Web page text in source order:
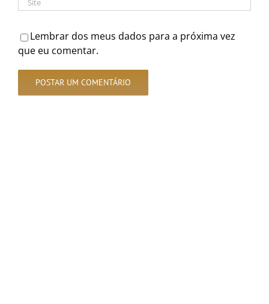
Lembrar dos meus dados para a próxima vez
que eu comentar.